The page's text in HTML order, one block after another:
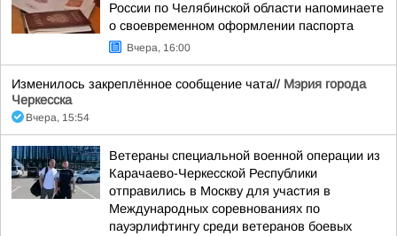
России по Челябинской области напоминаете
о своевременном оформлении паспорта
Вчера, 16:00
Изменилось закреплённое сообщение чата// Мэрия города
Черкесска
Вчера, 15:54
Ветераны специальной военной операции из
Карачаево-Черкесской Республики
отправились в Москву для участия в
Международных соревнованиях по
пауэрлифтингу среди ветеранов боевых